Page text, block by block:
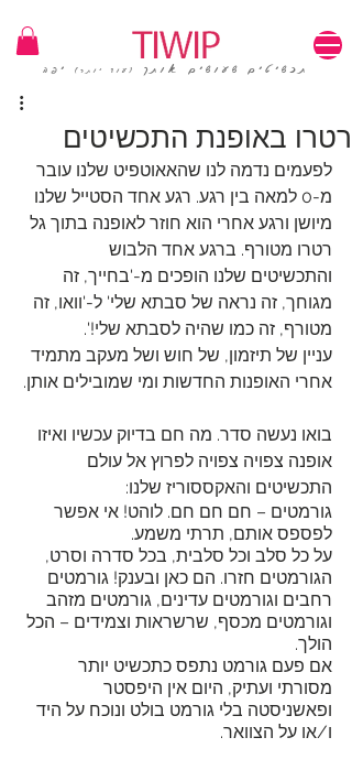
תכשיטים שעושים אותך (עוד יותר)יפה
רטרו באופנת התכשיטים
לפעמים נדמה לנו שהאאוטפיט שלנו עובר
מ-0 למאה בין רגע. רגע אחד הסטייל שלנו
מיושן ורגע אחרי הוא חוזר לאופנה בתוך גל
רטרו מטורף. ברגע אחד הלבוש
והתכשיטים שלנו הופכים מ-'בחייך, זה
מגוחך, זה נראה של סבתא שלי' ל-'וואו, זה
מטורף, זה כמו שהיה לסבתא שלי!'.
עניין של תיזמון, של חוש ושל מעקב מתמיד
אחרי האופנות החדשות ומי שמובילים אותן.
בואו נעשה סדר. מה חם בדיוק עכשיו ואיזו
אופנה צפויה צפויה לפרוץ אל עולם
התכשיטים והאקססוריז שלנו:
גורמטים – חם חם חם. לוהט! אי אפשר
לפספס אותם, תרתי משמע.
על כל סלב וכל סלבית, בכל סדרה וסרט,
הגורמטים חזרו. הם כאן ובענק! גורמטים
רחבים וגורמטים עדינים, גורמטים מזהב
וגורמטים מכסף, שרשראות וצמידים – הכל
הולך.
אם פעם גורמט נתפס כתכשיט יותר
מסורתי ועתיק, היום אין היפסטר
ופאשניסטה בלי גורמט בולט ונוכח על היד
ו/או על הצוואר.